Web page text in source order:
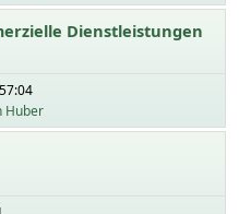
Dienstleistungen
Huber